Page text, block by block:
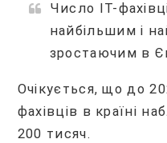
Число IT-
найбільшим і
зростаючим в
Очікується, що до
фахівців в країні
200 тисяч.